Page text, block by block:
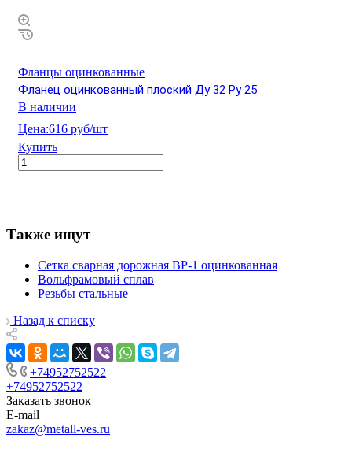
Фланцы оцинкованные
Фланец оцинкованный плоский Ду 32 Ру 25
В наличии
Цена:616 руб/шт
Купить
Также ищут
Сетка сварная дорожная ВР-1 оцинкованная
Вольфрамовый сплав
Резьбы стальные
Назад к списку
+74952752522
+74952752522
Заказать звонок
E-mail
zakaz@metall-ves.ru